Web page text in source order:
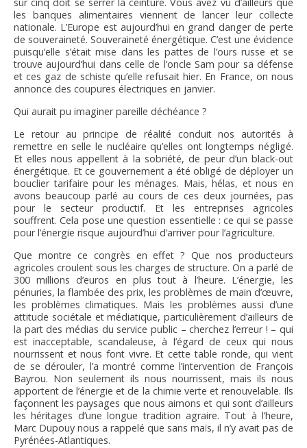
les banques alimentaires viennent de lancer leur collecte
nationale. L’Europe est aujourd’hui en grand danger de perte
de souveraineté. Souveraineté énergétique. C’est une évidence
puisqu’elle s’était mise dans les pattes de l’ours russe et se
trouve aujourd’hui dans celle de l’oncle Sam pour sa défense
et ces gaz de schiste qu’elle refusait hier. En France, on nous
annonce des coupures électriques en janvier.
Qui aurait pu imaginer pareille déchéance ?
Le retour au principe de réalité conduit nos autorités à
remettre en selle le nucléaire qu’elles ont longtemps négligé.
Et elles nous appellent à la sobriété, de peur d’un black-out
énergétique. Et ce gouvernement a été obligé de déployer un
bouclier tarifaire pour les ménages. Mais, hélas, et nous en
avons beaucoup parlé au cours de ces deux journées, pas
pour le secteur productif. Et les entreprises agricoles
souffrent. Cela pose une question essentielle : ce qui se passe
pour l’énergie risque aujourd’hui d’arriver pour l’agriculture.
Que montre ce congrès en effet ? Que nos producteurs
agricoles croulent sous les charges de structure. On a parlé de
300 millions d’euros en plus tout à l’heure. L’énergie, les
pénuries, la flambée des prix, les problèmes de main d’œuvre,
les problèmes climatiques. Mais les problèmes aussi d’une
attitude sociétale et médiatique, particulièrement d’ailleurs de
la part des médias du service public – cherchez l’erreur ! – qui
est inacceptable, scandaleuse, à l’égard de ceux qui nous
nourrissent et nous font vivre. Et cette table ronde, qui vient
de se dérouler, l’a montré comme l’intervention de François
Bayrou. Non seulement ils nous nourrissent, mais ils nous
apportent de l’énergie et de la chimie verte et renouvelable. Ils
façonnent les paysages que nous aimons et qui sont d’ailleurs
les héritages d’une longue tradition agraire. Tout à l’heure,
Marc Dupouy nous a rappelé que sans maïs, il n’y avait pas de
Pyrénées-Atlantiques.